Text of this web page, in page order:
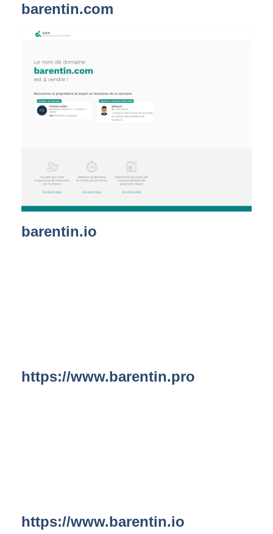
barentin.com
barentin.io
https://www.barentin.pro
https://www.barentin.io